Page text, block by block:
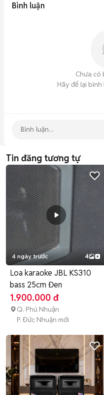
Bình luận
Chưa có
Hãy để lại
Tin đăng tương tự
4 ngày trước 4
Loa karaoke JBL KS310
bass 25cm Đen
1.900.000 đ
Q. Phú Nhuận
P. Đức Nhuận mới